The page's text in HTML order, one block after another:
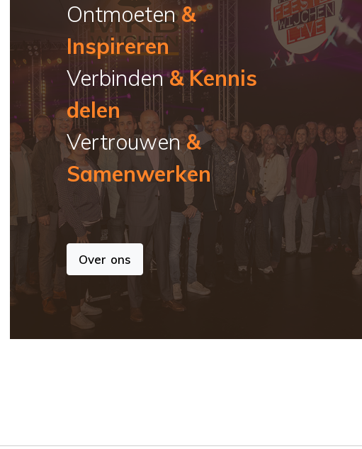
Ontmoeten&
Inspireren
Verbinden& Kennis
delen
Vertrouwen&
Samenwerken
Over ons